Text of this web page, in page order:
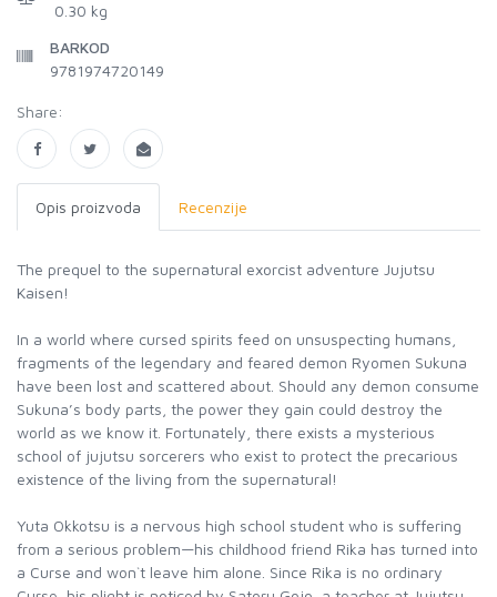
0.30 kg
BARKOD
9781974720149
Share:
Opis proizvoda Recenzije
The prequel to the supernatural exorcist adventure Jujutsu
Kaisen!
In a world where cursed spirits feed on unsuspecting humans,
fragments of the legendary and feared demon Ryomen Sukuna
have been lost and scattered about. Should any demon consume
Sukuna’s body parts, the power they gain could destroy the
world as we know it. Fortunately, there exists a mysterious
school of jujutsu sorcerers who exist to protect the precarious
existence of the living from the supernatural!
Yuta Okkotsu is a nervous high school student who is suffering
from a serious problem—his childhood friend Rika has turned into
a Curse and won`t leave him alone. Since Rika is no ordinary